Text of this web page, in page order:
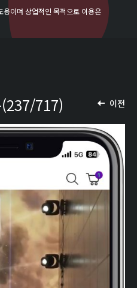
이며 상업적인 목적으로 이용은
이전
717)